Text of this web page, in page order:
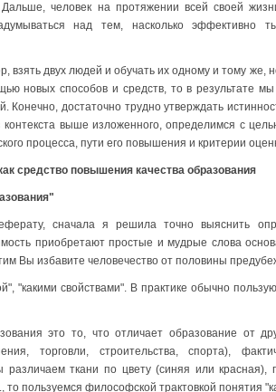
человек на протяжении всей своей
над тем, насколько эффективно
взять двух людей и обучать их одному и тому же,
новых способов и средств, то в результате
Конечно, достаточно трудно утверждать
контекста выше изложенного, определимся с
процесса, пути его повышения и критерии
средство повышения качества образования
сначала я решила точно выяснить
приобретают простые и мудрые слова
Вы избавите человечество от половины
"какими свойствами". В практике обычно
это то, что отличает образование от
торговли, строительства, спорта),
ткани по цвету (синяя или красная),
пользуемся философской трактовкой понятия